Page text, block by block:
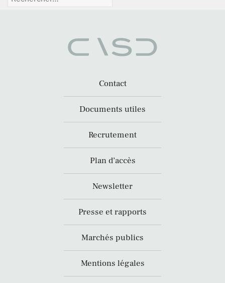
Contact
Documents utiles
Recrutement
Plan d’accès
Newsletter
Presse et rapports
Marchés publics
Mentions légales